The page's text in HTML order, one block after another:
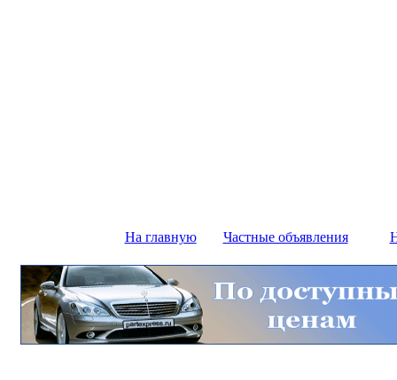
На главную Частные объявления